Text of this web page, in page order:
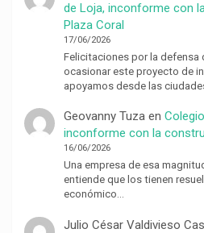
de Loja, inconforme con
Plaza Coral
17/06/2026
Felicitaciones por la
ocasionar este proyecto de
apoyamos desde las
Geovanny Tuzaen
inconforme con la
16/06/2026
Una empresa de esa
entiende que los tienen
económico…
Julio César Valdivieso